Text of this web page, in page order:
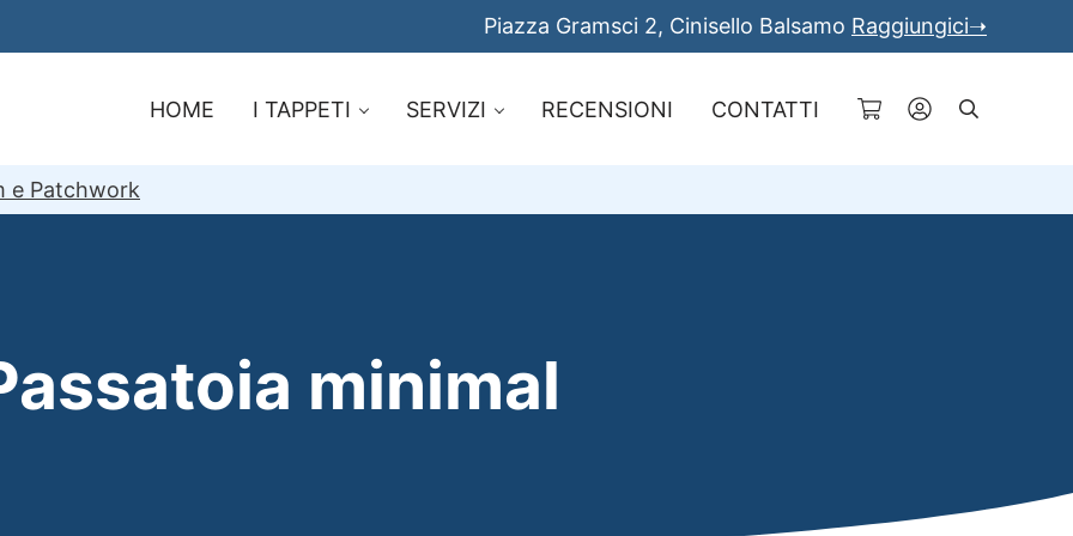
Piazza Gramsci 2, Cinisello Balsamo Raggiungici➝
HOME I TAPPETI SERVIZI RECENSIONI CONTATTI Cerca
e Patchwork
minimal